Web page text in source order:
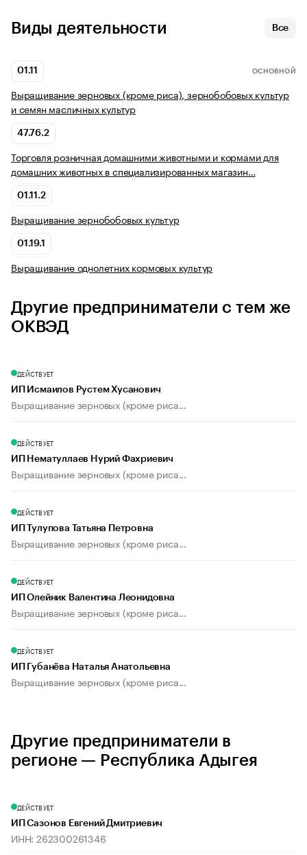
Виды деятельности Все
01.11 ОСНОВНОЙ
Выращивание зерновых (кроме риса), зернобобовых культур
и семян масличных культур
47.76.2
Торговля розничная домашними животными и кормами для
домашних животных в специализированных магазин…
01.11.2
Выращивание зернобобовых культур
01.19.1
Выращивание однолетних кормовых культур
Другие предприниматели с тем же
ОКВЭД
ДЕЙСТВУЕТ
ИП Исмаилов Рустем Хусанович
Выращивание зерновых (кроме риса...
ДЕЙСТВУЕТ
ИП Нематуллаев Нурий Фахриевич
Выращивание зерновых (кроме риса...
ДЕЙСТВУЕТ
ИП Тулупова Татьяна Петровна
Выращивание зерновых (кроме риса...
ДЕЙСТВУЕТ
ИП Олейник Валентина Леонидовна
Выращивание зерновых (кроме риса...
ДЕЙСТВУЕТ
ИП Губанёва Наталья Анатольевна
Выращивание зерновых (кроме риса...
Другие предприниматели в
регионе — Республика Адыгея
ДЕЙСТВУЕТ
ИП Сазонов Евгений Дмитриевич
ИНН: 262300261346